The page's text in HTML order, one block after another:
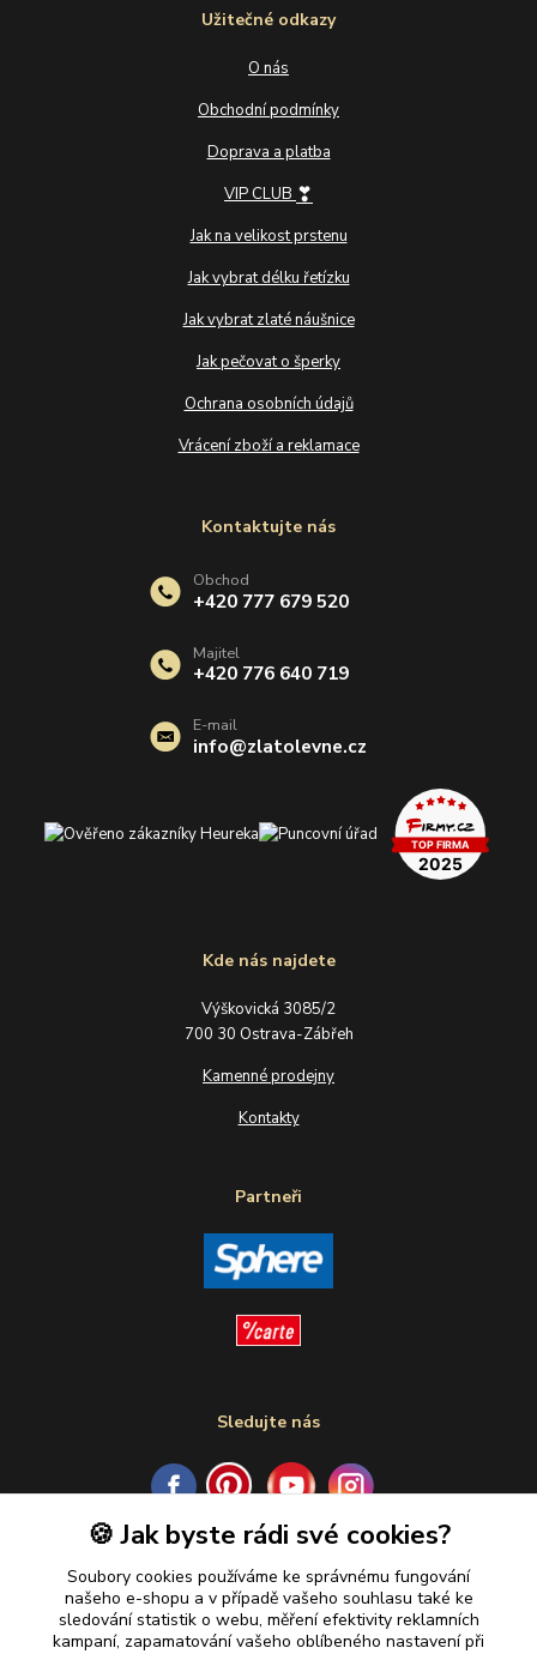
Užitečné odkazy
O nás
Obchodní podmínky
Doprava a platba
VIP CLUB ❣
Jak na velikost prstenu
Jak vybrat délku řetízku
Jak vybrat zlaté náušnice
Jak pečovat o šperky
Ochrana osobních údajů
Vrácení zboží a reklamace
Kde nás najdete
Výškovická 3085/2
700 30 Ostrava-Zábřeh
Kamenné prodejny
Kontakty
Partneři
Sledujte nás
Kontaktujte nás
Obchod
+420 777 679 520
Majitel
+420 776 640 719
E-mail
info@zlatolevne.cz
🍪 Jak byste rádi své cookies?
Soubory cookies používáme ke správnému fungování
našeho e-shopu a v případě vašeho souhlasu také ke
sledování statistik o webu, měření efektivity reklamních
kampaní, zapamatování vašeho oblíbeného nastavení při